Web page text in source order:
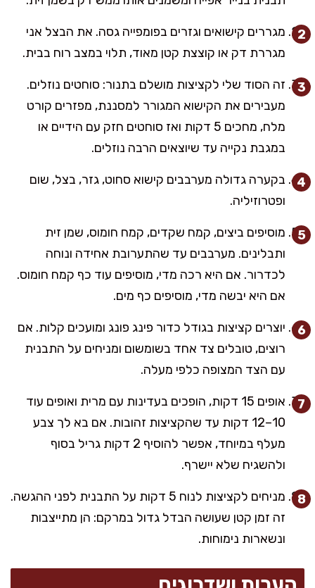
מגררים קישואים וגזרים בפומפייה גסה. את הבצל אני
מגררת דק או קוצצת קטן מאוד, תלוי במצב רוח בבית.
זה הסוד שלי לקציצות מושלם בתנור: סוחטים נוזלים.
מעבירים את הקישוא המגורר למסננת, מפזרים קורט
מלח, מחכים 5 דקות ואז סוחטים חזק עם הידיים או
במגבת נקייה עד שיוצאים הרבה נוזלים.
בקערה גדולה מערבבים קישוא סחוט, גזר, בצל, שום
ופטרוזיליה.
מוסיפים ביצים, קמח שקדים, קמח חומוס, שמן זית
ותבלינים. מערבבים עד שהתערובת אחידה ונוחה
לכדרור. אם היא רכה מדי, מוסיפים עוד כף קמח חומוס.
אם היא יבשה מדי, מוסיפים כף מים.
יוצרים קציצות בגודל כדור פינג פונג ומועכים קלות. אם
רוצים, טובלים צד אחד בשומשום ומניחים על התבנית
עם הצד המצופה כלפי מעלה.
אופים 15 דקות, הופכים בעדינות עם מרית ואופים עוד
10–12 דקות עד שהקציצות זהובות. אם בא לך צבע
מעלף במיוחד, אפשר להוסיף 2 דקות גריל בסוף
ולהשגיח שלא יישרף.
מניחים לקציצות לנוח 5 דקות על התבנית לפני ההגשה.
זה זמן קטן שעושה הבדל גדול במרקם: הן מתייצבות
ונשארות נימוחות.